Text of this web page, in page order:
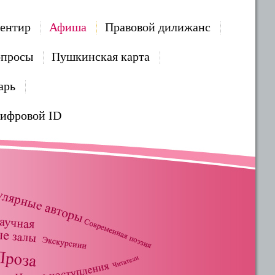
Афиша Правовой дилижанс
Пушкинская карта
ID